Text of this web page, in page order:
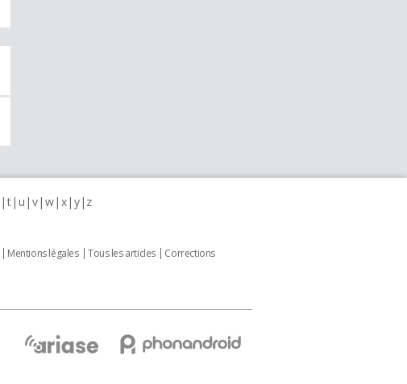
t u v w x y z
Mentions légales Tous les articles
Corrections